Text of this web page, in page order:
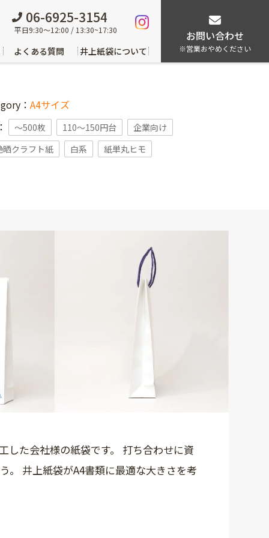
お問い合わせ
※営業おやめください
06-6925-3154
平日9:30～12:00 / 13:30~17:30
よくある質問 井上紙袋について
： A4サイズ
〜500枚 110～150円台
企業向け
晒クラフト紙
白系 紙単丸ヒモ
した会社様の紙袋です。 打ち合わせに資
。 井上紙袋がA4書類に最適な大きさを考